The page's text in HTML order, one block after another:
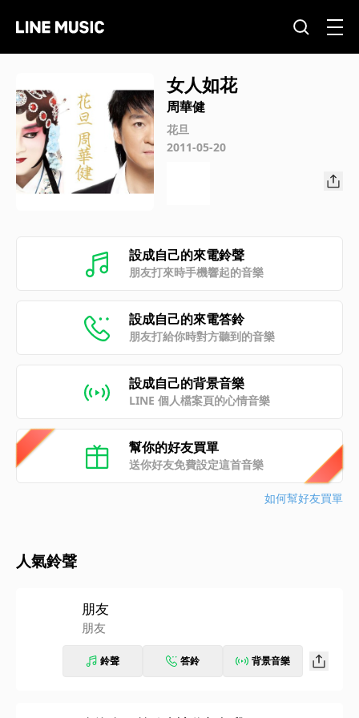
女人如花
周華健
花旦
2011-05-20
設成自己的來電鈴聲
朋友打來時手機響起的音樂
設成自己的來電答鈴
朋友打給你時對方聽到的音樂
設成自己的背景音樂
LINE 個人檔案頁的心情音樂
幫你的好友買單
送你好友免費設定這首音樂
如何幫好友買單
人氣鈴聲
朋友
朋友
鈴聲 答鈴 背景音樂